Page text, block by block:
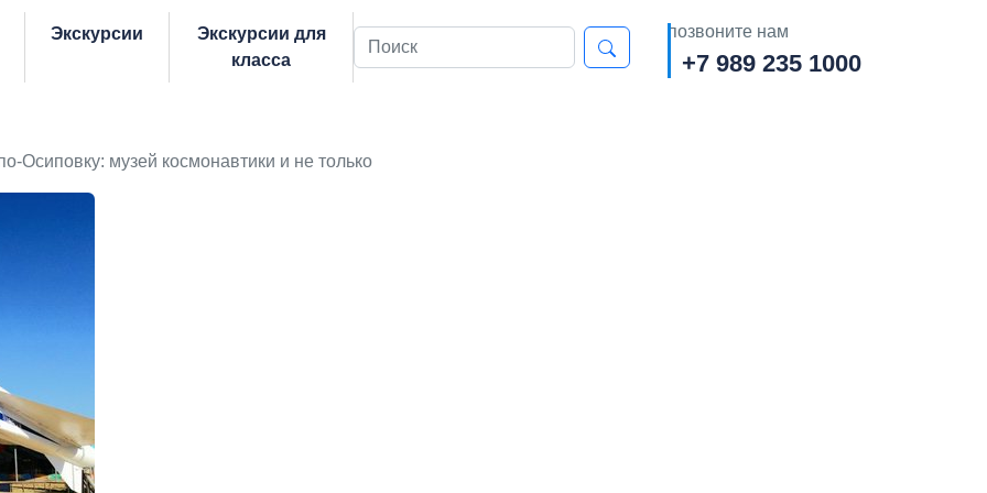
Экскурсии
Экскурсии для
класса
Поиск позвоните нам
+7 989 235 1000
Осиповку: музей космонавтики и не только